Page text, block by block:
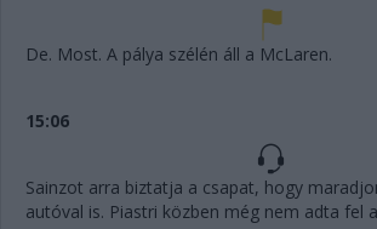
De. Most. A pálya szélén áll a McLaren.
15:06
Sainzot arra biztatja a csapat, hogy
autóval is. Piastri közben még nem adta fel